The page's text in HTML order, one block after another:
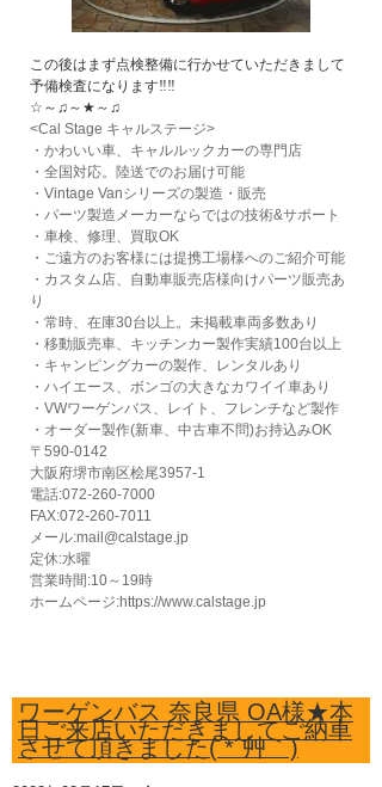
この後はまず点検整備に行かせていただきまして
予備検査になります‼‼
☆～♫～★～♫
<Cal Stage キャルステージ>
・かわいい車、キャルルックカーの専門店
・全国対応。陸送でのお届け可能
・Vintage Vanシリーズの製造・販売
・パーツ製造メーカーならではの技術&サポート
・車検、修理、買取OK
・ご遠方のお客様には提携工場様へのご紹介可能
・カスタム店、自動車販売店様向けパーツ販売あ
り
・常時、在庫30台以上。未掲載車両多数あり
・移動販売車、キッチンカー製作実績100台以上
・キャンピングカーの製作、レンタルあり
・ハイエース、ボンゴの大きなカワイイ車あり
・VWワーゲンバス、レイト、フレンチなど製作
・オーダー製作(新車、中古車不問)お持込みOK
〒590-0142
大阪府堺市南区桧尾3957-1
電話:072-260-7000
FAX:072-260-7011
メール:mail@calstage.jp
定休:水曜
営業時間:10～19時
ホームページ:https://www.calstage.jp
ワーゲンバス 奈良県 OA様★本
日ご来店いただきましてご納車
させて頂きました( *´艸｀)